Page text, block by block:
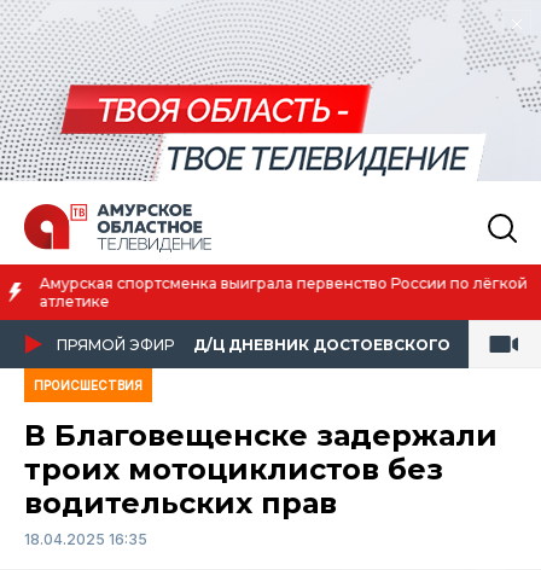
Амурская спортсменка выиграла первенство России по лёгкой
атлетике
ПРЯМОЙ ЭФИР Д/Ц ДНЕВНИК ДОСТОЕВСКОГО
ПРОИСШЕСТВИЯ
В Благовещенске задержали
троих мотоциклистов без
водительских прав
18.04.2025 16:35